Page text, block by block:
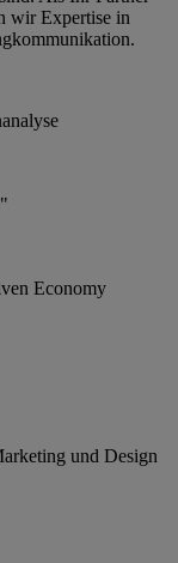
wir Expertise in
Economy
und Design